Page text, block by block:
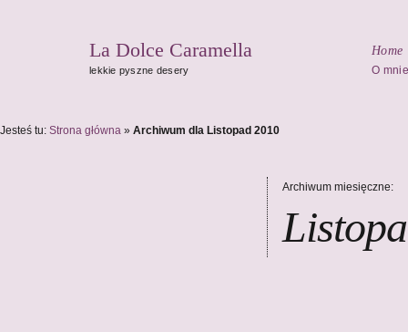
La Dolce Caramella
lekkie pyszne desery
Home
O mnie
Jesteś tu: Strona główna » Archiwum dla Listopad 2010
Archiwum miesięczne: